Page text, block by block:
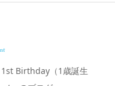
Birthday（1歳誕生